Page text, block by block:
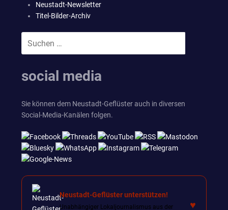
Neustadt-Newsletter
Titel-Bilder-Archiv
nach:
social media
Sie können dem Neustadt-Geflüster auch in diversen
Social-Media-Kanälen folgen.
Neustadt-Geflüster unterstützen!
Unabhängiger Lokaljournalismus aus der ♥